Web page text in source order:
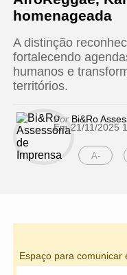
homenageada
A distinção
fortalecendo
humanos e
territórios.
Por Bi&Ro
Em 21/11/2025
A-
Espaço para comunicar